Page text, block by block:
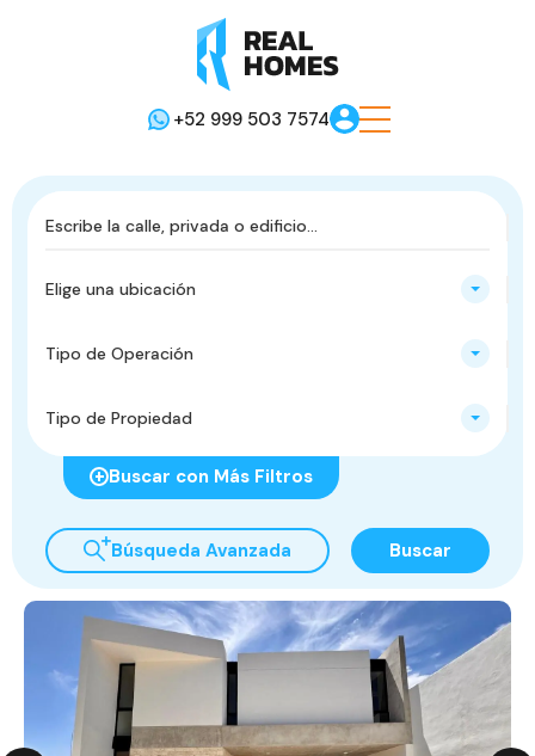
+52 999 503 7574
Elige una ubicación
Tipo de Operación
Tipo de Propiedad
Buscar con Más Filtros
Búsqueda Avanzada Buscar